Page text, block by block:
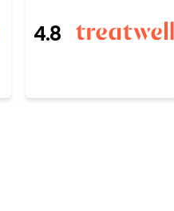
4.8